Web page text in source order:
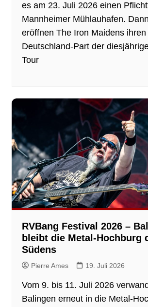
es am 23. Juli 2026 einen
Mannheimer Mühlauhafen. Dann
eröffnen The Iron Maidens ihren
Deutschland-Part der
Tour
RVBang Festival 2026 –
bleibt die Metal-Hochburg
Südens
Pierre Ames 19. Juli 2026
Vom 9. bis 11. Juli 2026
Balingen erneut in die Metal-